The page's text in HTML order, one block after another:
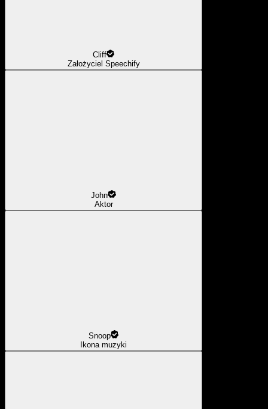
Cliff
Założyciel Speechify
John
Aktor
Snoop
Ikona muzyki